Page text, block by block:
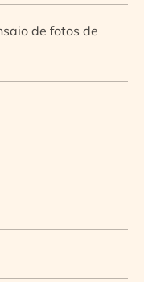
de fotos de